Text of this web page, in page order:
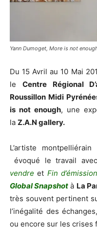
Yann Dumoget, More is not
Du 15 Avril au 10 Mai
le Centre Régional
Roussillon Midi
is not enough, une
la Z.A.N gallery.
L’artiste
évoqué le travail avec
vendre et Fin
Global Snapshot à La
très souvent pertinent
l’inégalité des
ou encore sur les crises